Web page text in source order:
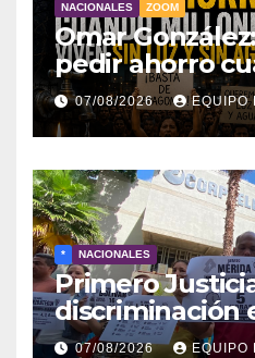
NACIONALES ZOOM
Omar
pedir ahorro
viven sin luz y
07/08/2026 EQUIPO
* NACIONALES
Primero
discriminación
interior del país
07/08/2026 EQUIPO